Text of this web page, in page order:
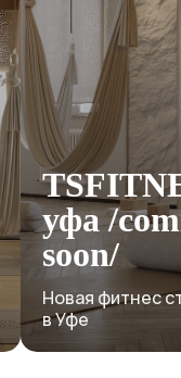
акции
Специальные
от сети студий
Узнать